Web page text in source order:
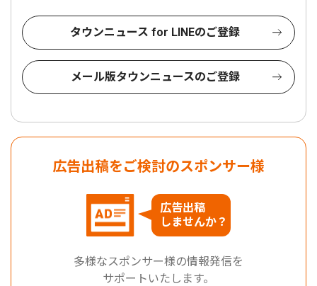
タウンニュース for LINEのご登録
メール版タウンニュースのご登録
広告出稿をご検討のスポンサー様
広告出稿
しませんか？
多様なスポンサー様の情報発信を
サポートいたします。